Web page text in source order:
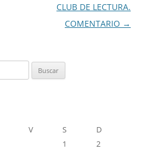
CLUB DE LECTURA.
COMENTARIO →
V S
D
1
2